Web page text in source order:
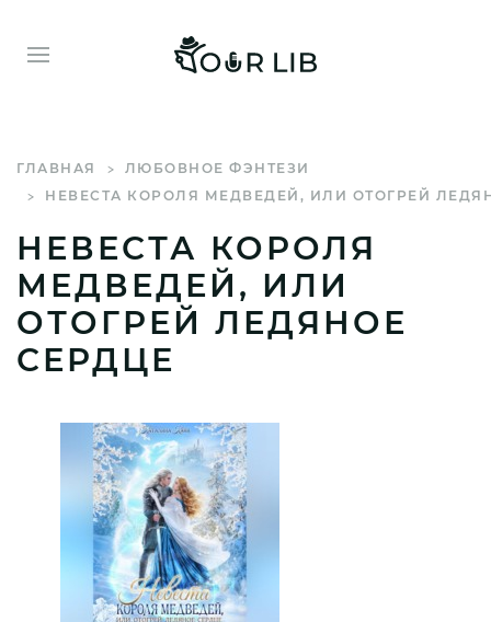
ГЛАВНАЯ
ЛЮБОВНОЕ ФЭНТЕЗИ
НЕВЕСТА КОРОЛЯ МЕДВЕДЕЙ, ИЛИ ОТОГРЕЙ
НЕВЕСТА КОРОЛЯ
МЕДВЕДЕЙ, ИЛИ
ОТОГРЕЙ ЛЕДЯНОЕ
СЕРДЦЕ